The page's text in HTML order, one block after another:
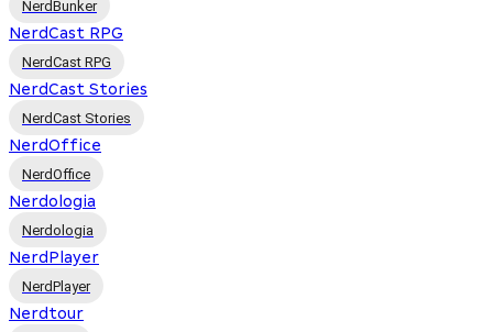
NerdBunker
NerdCast RPG
NerdCast RPG
NerdCast Stories
NerdCast Stories
NerdOffice
NerdOffice
Nerdologia
Nerdologia
NerdPlayer
NerdPlayer
Nerdtour